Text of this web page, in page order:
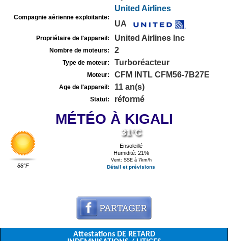
Compagnie aérienne exploitante:
United Airlines
UA
Propriétaire de l'appareil: United Airlines Inc
Nombre de moteurs: 2
Type de moteur: Turboréacteur
Moteur: CFM INTL CFM56-7B27E
Age de l'appareil: 11 an(s)
Statut: réformé
MÉTÉO À KIGALI
88°F
31°C
Ensoleillé
Humidité: 21%
Vent: SSE à 7km/h
Détail et prévisions
Attestations DE RETARD